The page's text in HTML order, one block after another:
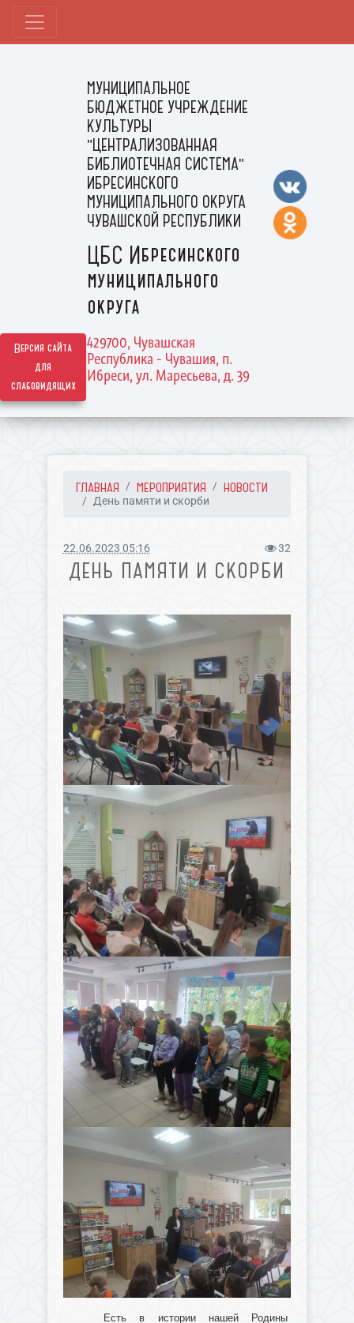
Версия сайта
для
слабовидящих
МУНИЦИПАЛЬНОЕ
БЮДЖЕТНОЕ УЧРЕЖДЕНИЕ
КУЛЬТУРЫ
"ЦЕНТРАЛИЗОВАННАЯ
БИБЛИОТЕЧНАЯ СИСТЕМА"
ИБРЕСИНСКОГО
МУНИЦИПАЛЬНОГО ОКРУГА
ЧУВАШСКОЙ РЕСПУБЛИКИ
ЦБС Ибресинского
муниципального
округа
429700, Чувашская
Республика - Чувашия, п.
Ибреси, ул. Маресьева, д. 39
ГЛАВНАЯ МЕРОПРИЯТИЯ НОВОСТИ
День памяти и скорби
22.06.2023 05:16 32
ДЕНЬ ПАМЯТИ И СКОРБИ
Есть в истории нашей Родины